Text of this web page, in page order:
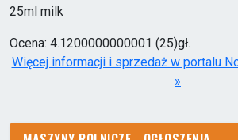
25ml milk
Ocena: 4.1200000000001 (25)gł.
Więcej informacji i sprzedaż w portalu
»